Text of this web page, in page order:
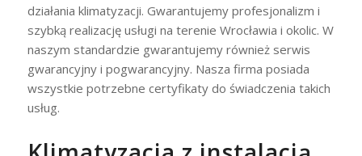
działania klimatyzacji. Gwarantujemy profesjonalizm i
szybką realizację usługi na terenie Wrocławia i okolic. W
naszym standardzie gwarantujemy również serwis
gwarancyjny i pogwarancyjny. Nasza firma posiada
wszystkie potrzebne certyfikaty do świadczenia takich
usług.